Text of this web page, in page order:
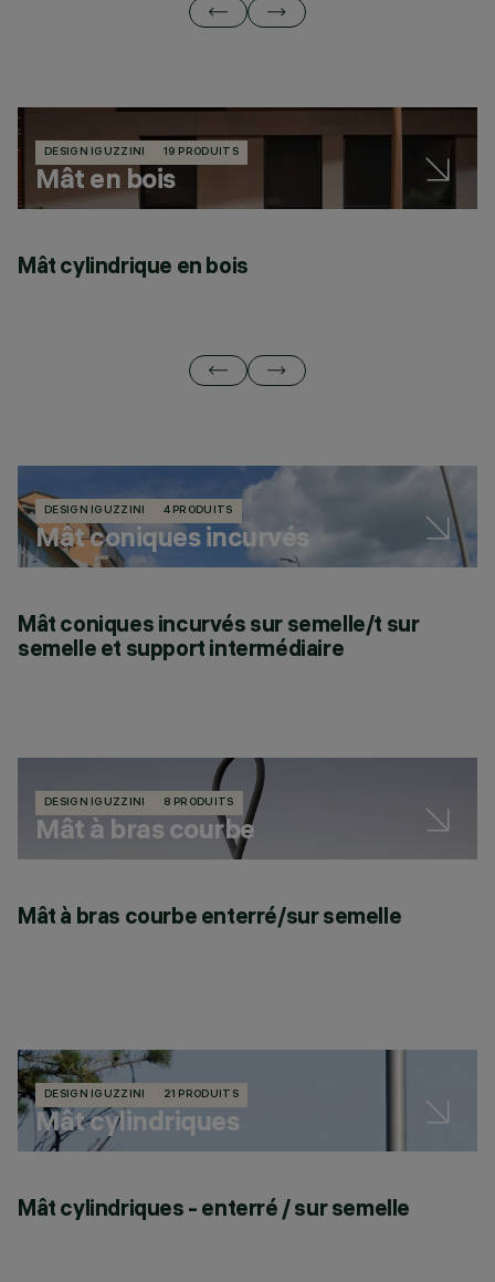
DESIGN IGUZZINI 19 PRODUITS
Mât en bois
Mât cylindrique en bois
DESIGN IGUZZINI 4 PRODUITS
Mât coniques incurvés
Mât coniques incurvés sur semelle/t sur
semelle et support intermédiaire
DESIGN IGUZZINI 8 PRODUITS
Mât à bras courbe
Mât à bras courbe enterré/sur semelle
DESIGN IGUZZINI 21 PRODUITS
Mât cylindriques
Mât cylindriques - enterré / sur semelle